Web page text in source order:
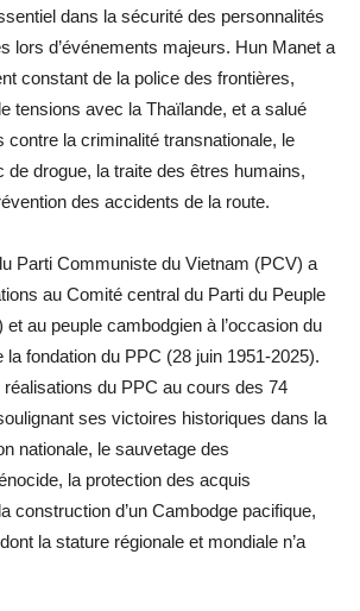
dans la sécurité des personnalités
lors d’événements majeurs. Hun Manet a
constant de la police des frontières,
tensions avec la Thaïlande, et a salué
la criminalité transnationale, le
de drogue, la traite des êtres humains,
des accidents de la route.
Parti Communiste du Vietnam (PCV) a
au Comité central du Parti du Peuple
au peuple cambodgien à l’occasion du
la fondation du PPC (28 juin 1951-2025).
du PPC au cours des 74
ses victoires historiques dans la
nationale, le sauvetage des
la protection des acquis
construction d’un Cambodge pacifique,
la stature régionale et mondiale n’a